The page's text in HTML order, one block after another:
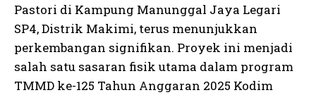
Pastori di Kampung Manunggal Jaya Legari
SP4, Distrik Makimi, terus menunjukkan
perkembangan signifikan. Proyek ini menjadi
salah satu sasaran fisik utama dalam program
TMMD ke-125 Tahun Anggaran 2025 Kodim